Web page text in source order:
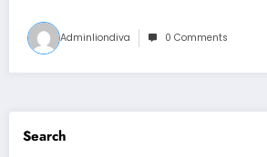
Adminliondiva 0 Comments
Search